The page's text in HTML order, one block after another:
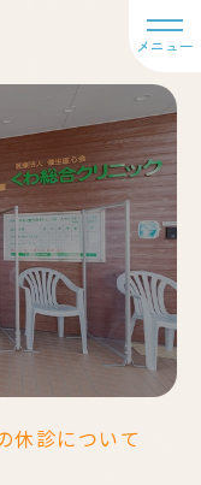
メニュー
休診について